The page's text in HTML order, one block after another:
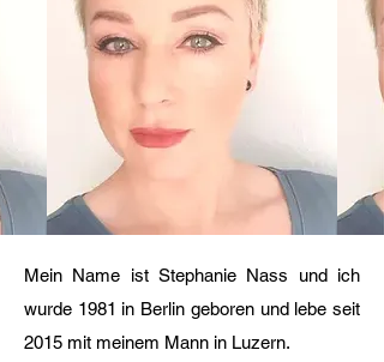
Mein Name ist Stephanie Nass und ich
wurde 1981 in Berlin geboren und lebe seit
2015 mit meinem Mann in Luzern.